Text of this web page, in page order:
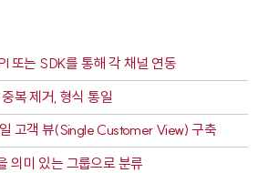
또는 SDK를 통해 각 채널 연동
중복 제거, 형식 통일
고객 뷰(Single Customer View) 구축
의미 있는 그룹으로 분류